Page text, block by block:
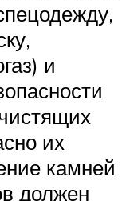
и
их
камней
должен